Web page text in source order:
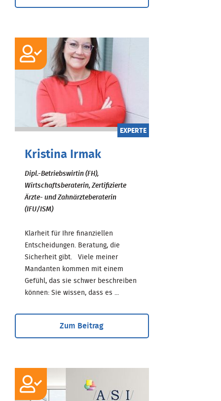
EXPERTE
Kristina Irmak
Dipl.-Betriebswirtin (FH),
Wirtschaftsberaterin, Zertifizierte
Ärzte- und Zahnärzteberaterin
(IFU/ISM)
Klarheit für Ihre finanziellen
Entscheidungen. Beratung, die
Sicherheit gibt. Viele meiner
Mandanten kommen mit einem
Gefühl, das sie schwer beschreiben
können: Sie wissen, dass es ...
Zum Beitrag